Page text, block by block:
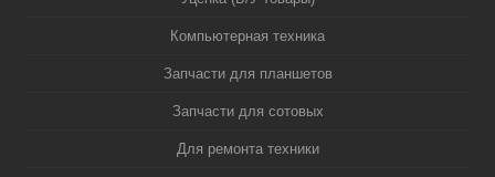
Компьютерная техника
Запчасти для планшетов
Запчасти для сотовых
Для ремонта техники